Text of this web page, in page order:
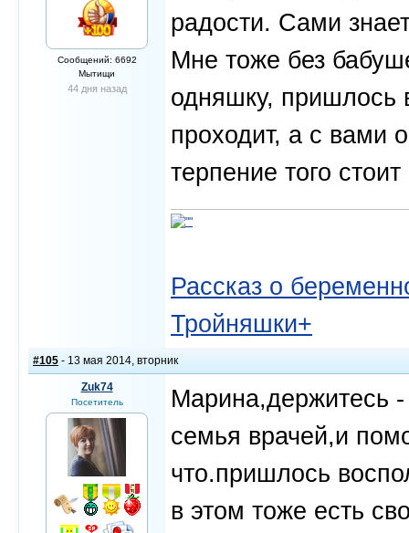
Сообщений: 6692
Мытищи
44 дня назад
радости. Сами
Мне тоже без
одняшку, пришлось
проходит, а с вами
терпение того стоит
Рассказ о
Тройняшки+
#105 - 13 мая 2014, вторник
Zuk74
Посетитель
Марина,держитесь
семья врачей,и
что.пришлось
в этом тоже есть